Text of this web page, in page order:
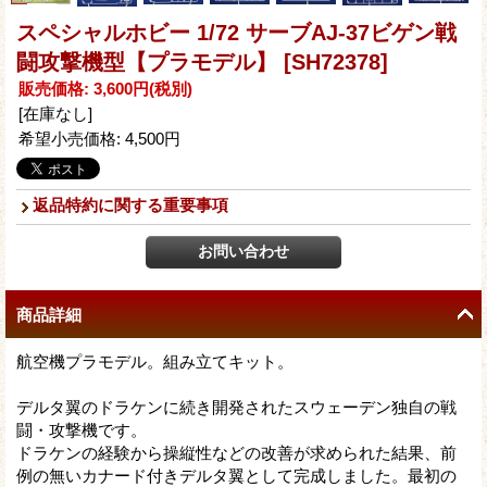
スペシャルホビー 1/72 サーブAJ-37ビゲン戦
闘攻撃機型【プラモデル】 [SH72378]
販売価格: 3,600円(税別)
[在庫なし]
希望小売価格: 4,500円
返品特約に関する重要事項
商品詳細
航空機プラモデル。組み立てキット。
デルタ翼のドラケンに続き開発されたスウェーデン独自の戦
闘・攻撃機です。
ドラケンの経験から操縦性などの改善が求められた結果、前
例の無いカナード付きデルタ翼として完成しました。最初の